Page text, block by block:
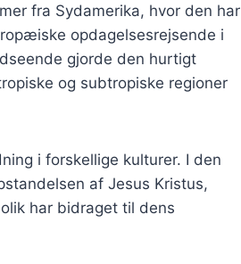
fra Sydamerika, hvor den har
opdagelsesrejsende i
gjorde den hurtigt
og subtropiske regioner
i forskellige kulturer. I den
af Jesus Kristus,
har bidraget til dens